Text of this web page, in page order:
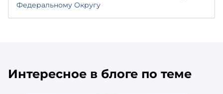
Федеральному Округу
Интересное в блоге по теме